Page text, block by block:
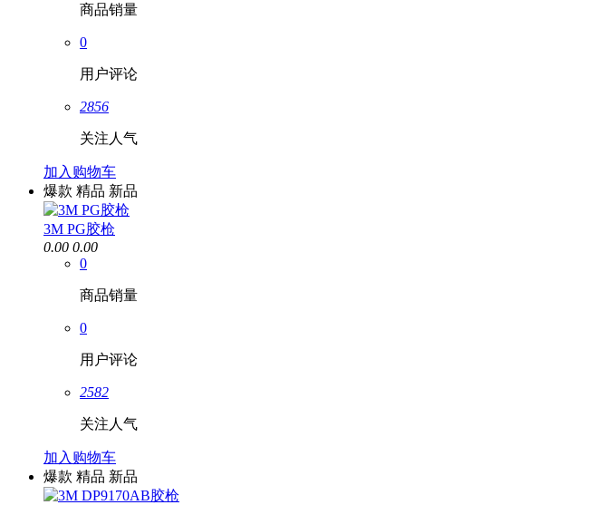
商品销量
0
用户评论
2856
关注人气
加入购物车
爆款 精品 新品
3M PG胶枪
0.00 0.00
0
商品销量
0
用户评论
2582
关注人气
加入购物车
爆款 精品 新品